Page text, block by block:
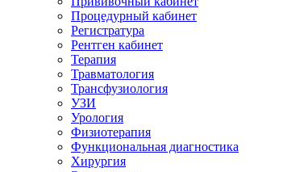
Процедурный кабинет
Регистратура
Рентген кабинет
Терапия
Травматология
Трансфузиология
УЗИ
Урология
Физиотерапия
Функциональная диагностика
Хирургия